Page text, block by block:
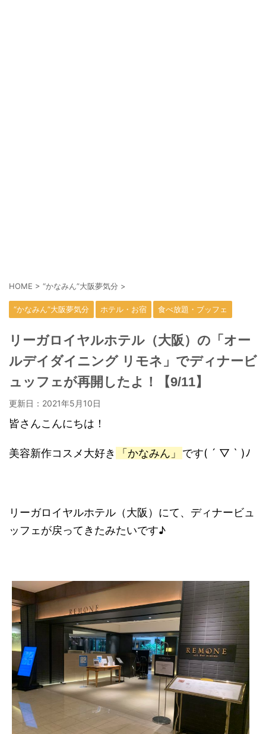
HOME > “かなみん”大阪夢気分 >
“かなみん”大阪夢気分 ホテル・お宿 食べ放題・ブッフェ
リーガロイヤルホテル（大阪）の「オー
ルデイダイニング リモネ」でディナービ
ュッフェが再開したよ！【9/11】
更新日： 2021年5月10日
皆さんこんにちは！
美容新作コスメ大好き 「かなみん」 です( ´ ▽ ` )ﾉ
リーガロイヤルホテル（大阪）にて、ディナービュ
ッフェが戻ってきたみたいです♪